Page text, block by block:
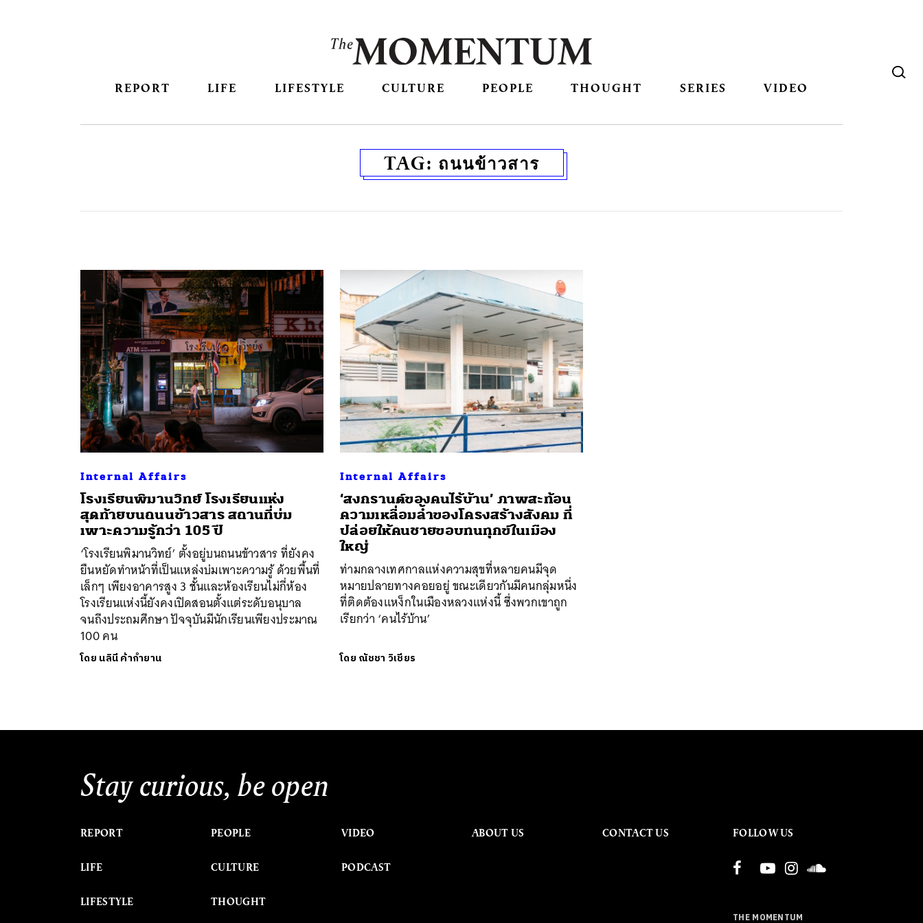
REPORT LIFE LIFESTYLE CULTURE PEOPLE THOUGHT SERIES VIDEO
TAG: ถนนข้าวสาร
Internal Affairs
โรงเรียนพิมานวิทย์ โรงเรียนแห่ง
สุดท้ายบนถนนข้าวสาร สถานที่บ่ม
เพาะความรู้กว่า 105 ปี
‘โรงเรียนพิมานวิทย์’ ตั้งอยู่บนถนนข้าวสาร ที่ยังคง
ยืนหยัดทำหน้าที่เป็นแหล่งบ่มเพาะความรู้ ด้วยพื้นที่
เล็กๆ เพียงอาคารสูง 3 ชั้นและห้องเรียนไม่กี่ห้อง
โรงเรียนแห่งนี้ยังคงเปิดสอนตั้งแต่ระดับอนุบาล
จนถึงประถมศึกษา ปัจจุบันมีนักเรียนเพียงประมาณ
100 คน
โดย นลินี ค้ากำยาน
Internal Affairs
‘สงกรานต์ของคนไร้บ้าน’ ภาพสะท้อน
ความเหลื่อมล้ำของโครงสร้างสังคม ที่
ปล่อยให้คนชายขอบทนทุกข์ในเมือง
ใหญ่
ท่ามกลางเทศกาลแห่งความสุขที่หลายคนมีจุด
หมายปลายทางคอยอยู่ ขณะเดียวกันมีคนกลุ่มหนึ่ง
ที่ติดต้องแหง็กในเมืองหลวงแห่งนี้ ซึ่งพวกเขาถูก
เรียกว่า ‘คนไร้บ้าน’
โดย ณัชชา วิเชียร
Stay curious, be open
REPORT
LIFE
LIFESTYLE
PEOPLE
CULTURE
THOUGHT
VIDEO
PODCAST
ABOUT US CONTACT US FOLLOW US
THE MOMENTUM
LINE